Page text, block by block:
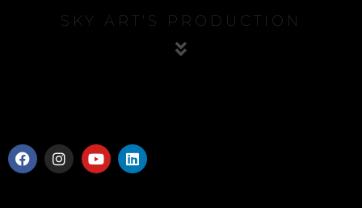
SKY ART'S PRODUCTION